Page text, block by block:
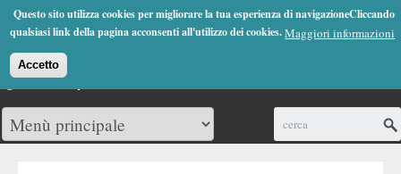
Questo sito utilizza cookies per migliorare la tua esperienza di navigazioneCliccando
qualsiasi link della pagina acconsenti all'utilizzo dei cookies.Maggiori informazioni
Accetto
Jump to Navigation
(0)